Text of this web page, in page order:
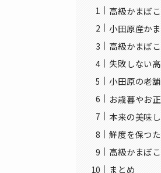
高級かまぼ
小田原産か
高級かまぼ
失敗しない
小田原の老
お歳暮やお
本来の美味
鮮度を保つ
高級かまぼ
まとめ